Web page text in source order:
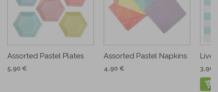
Assorted Pastel Plates
5,90 €
Assorted Pastel Napkins
4,90 €
Live
3,90